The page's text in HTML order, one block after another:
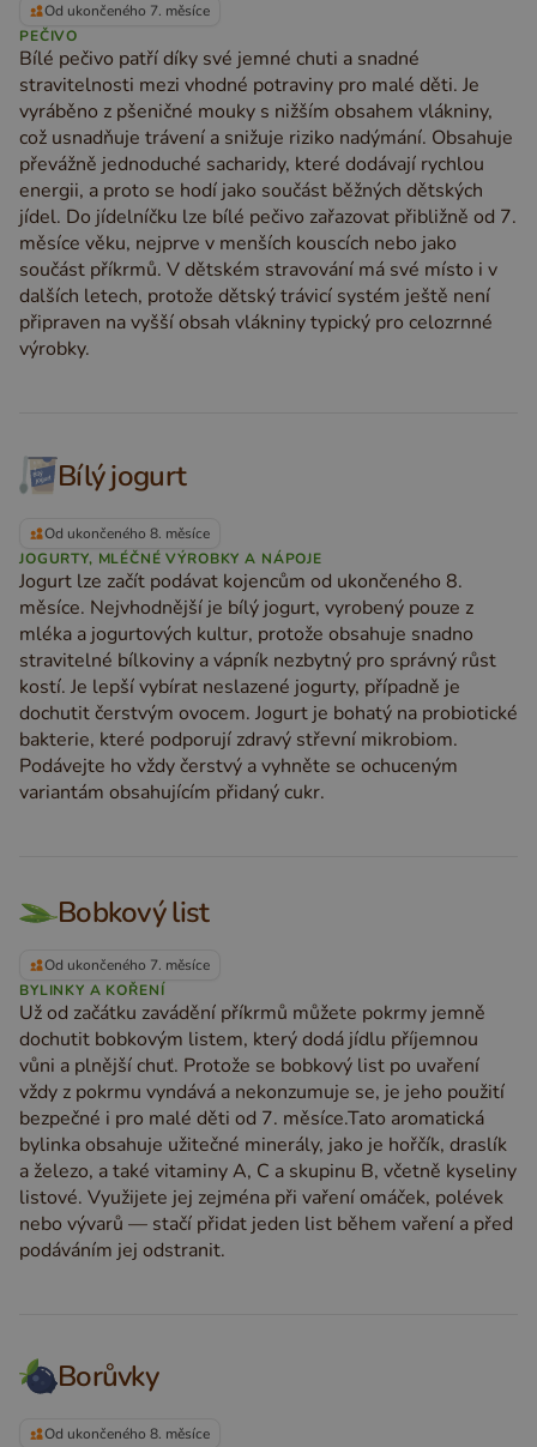
Od ukončeného 7. měsíce
PEČIVO
Bílé pečivo patří díky své jemné chuti a snadné
stravitelnosti mezi vhodné potraviny pro malé děti. Je
vyráběno z pšeničné mouky s nižším obsahem vlákniny,
což usnadňuje trávení a snižuje riziko nadýmání. Obsahuje
převážně jednoduché sacharidy, které dodávají rychlou
energii, a proto se hodí jako součást běžných dětských
jídel. Do jídelníčku lze bílé pečivo zařazovat přibližně od 7.
měsíce věku, nejprve v menších kouscích nebo jako
součást příkrmů. V dětském stravování má své místo i v
dalších letech, protože dětský trávicí systém ještě není
připraven na vyšší obsah vlákniny typický pro celozrnné
výrobky.
Bílý jogurt
Od ukončeného 8. měsíce
JOGURTY, MLÉČNÉ VÝROBKY A NÁPOJE
Jogurt lze začít podávat kojencům od ukončeného 8.
měsíce. Nejvhodnější je bílý jogurt, vyrobený pouze z
mléka a jogurtových kultur, protože obsahuje snadno
stravitelné bílkoviny a vápník nezbytný pro správný růst
kostí. Je lepší vybírat neslazené jogurty, případně je
dochutit čerstvým ovocem. Jogurt je bohatý na probiotické
bakterie, které podporují zdravý střevní mikrobiom.
Podávejte ho vždy čerstvý a vyhněte se ochuceným
variantám obsahujícím přidaný cukr.
Bobkový list
Od ukončeného 7. měsíce
BYLINKY A KOŘENÍ
Už od začátku zavádění příkrmů můžete pokrmy jemně
dochutit bobkovým listem, který dodá jídlu příjemnou
vůni a plnější chuť. Protože se bobkový list po uvaření
vždy z pokrmu vyndává a nekonzumuje se, je jeho použití
bezpečné i pro malé děti od 7. měsíce.Tato aromatická
bylinka obsahuje užitečné minerály, jako je hořčík, draslík
a železo, a také vitaminy A, C a skupinu B, včetně kyseliny
listové. Využijete jej zejména při vaření omáček, polévek
nebo vývarů — stačí přidat jeden list během vaření a před
podáváním jej odstranit.
Borůvky
Od ukončeného 8. měsíce